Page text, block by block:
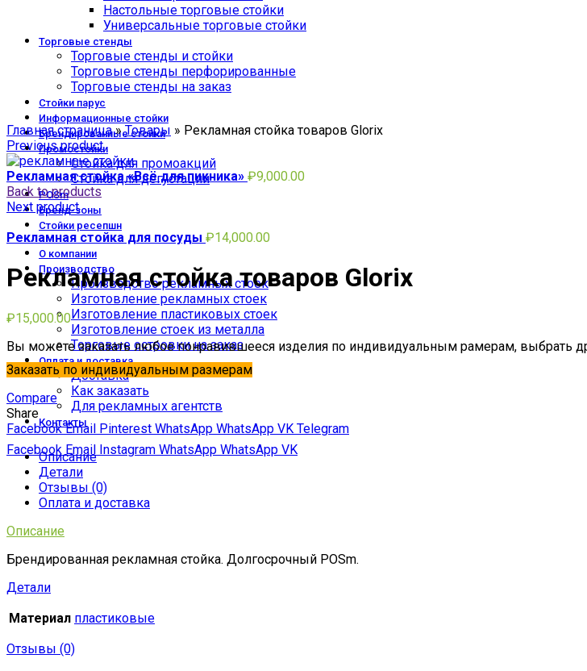
Настольные торговые стойки
Универсальные торговые стойки
Торговые стенды
Торговые стенды и стойки
Торговые стенды перфорированные
Торговые стенды на заказ
Стойки парус
Информационные стойки
Брендированные стойки
Промостойки
Стойка для промоакций
Стойка для дегустации
POSm
Бренд-зоны
Стойки ресепшн
О компании
Производство
Производство рекламных стоек
Изготовление рекламных стоек
Изготовление пластиковых стоек
Изготовление стоек из металла
Торговые островки на заказ
Оплата и доставка
Доставка
Как заказать
Для рекламных агентств
Контакты
Facebook Email Instagram WhatsApp WhatsApp VK
Click to enlarge
Главная страница»Товары » Рекламная стойка товаров Glorix
Previous product
Рекламная стойка «Всё для пикника» ₽9,000.00
Back to products
Next product
Рекламная стойка для посуды ₽14,000.00
Рекламная стойка товаров Glorix
₽15,000.00
Вы можете заказать любое понравившееся изделия по индивидуальным рамерам, выбрать
Заказать по индивидуальным размерам
Compare
Share
Facebook Email Pinterest WhatsApp WhatsApp VK Telegram
Описание
Детали
Отзывы (0)
Оплата и доставка
Описание
Брендированная рекламная стойка. Долгосрочный POSm.
Детали
Материал пластиковые
Отзывы (0)